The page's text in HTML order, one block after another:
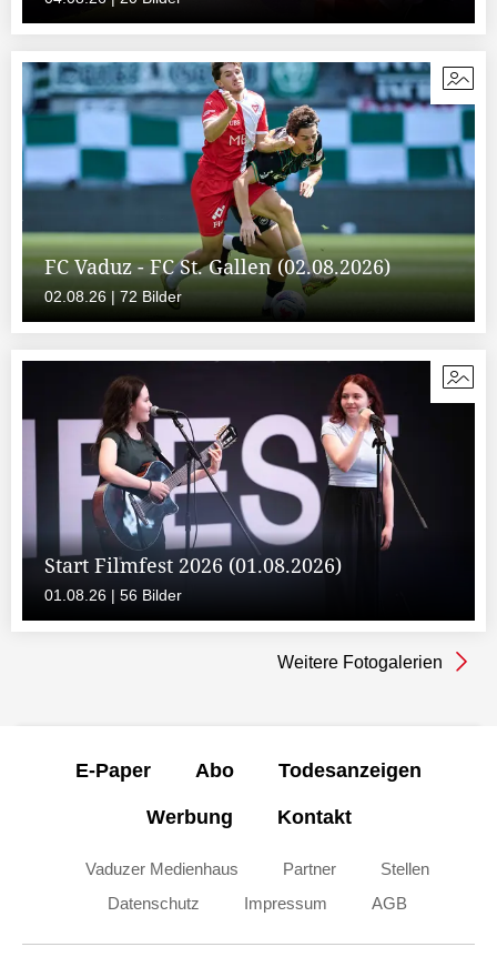
FC Vaduz - FC St. Gallen (02.08.2026)
02.08.26 | 72 Bilder
Start Filmfest 2026 (01.08.2026)
01.08.26 | 56 Bilder
Weitere Fotogalerien
E-Paper Abo Todesanzeigen
Werbung Kontakt
Vaduzer Medienhaus Partner
Stellen
Datenschutz
Impressum AGB